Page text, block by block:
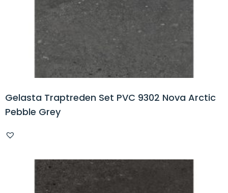
Gelasta Traptreden Set PVC 9302 Nova Arctic
Pebble Grey